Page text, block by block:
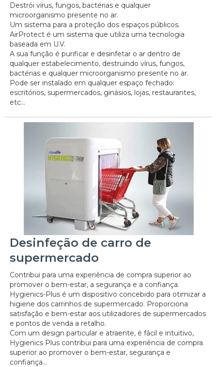
Destrói vírus, fungos, bactérias e qualquer
microorganismo presente no ar.
Um sistema para a proteção dos espaços públicos.
AirProtect é um sistema que utiliza uma tecnologia
baseada em U.V.
A sua função é purificar e desinfetar o ar dentro de
qualquer estabelecimento, destruindo vírus, fungos,
bactérias e qualquer microorganismo presente no ar.
Pode ser instalado em qualquer espaço fechado:
escritórios, supermercados, ginásios, lojas, restaurantes,
etc...
Desinfeção de carro de
supermercado
Contribui para uma experiência de compra superior ao
promover o bem-estar, a segurança e a confiança.
Hygienics-Plus é um dispositivo concebido para otimizar a
higiene dos carrinhos de supermercado. Proporciona
satisfação e bem-estar aos utilizadores de supermercados
e pontos de venda a retalho.
Com um design particular e atraente, é fácil e intuitivo,
Hygienics Plus contribui para uma experiência de compra
superior ao promover o bem-estar, segurança e
confiança...